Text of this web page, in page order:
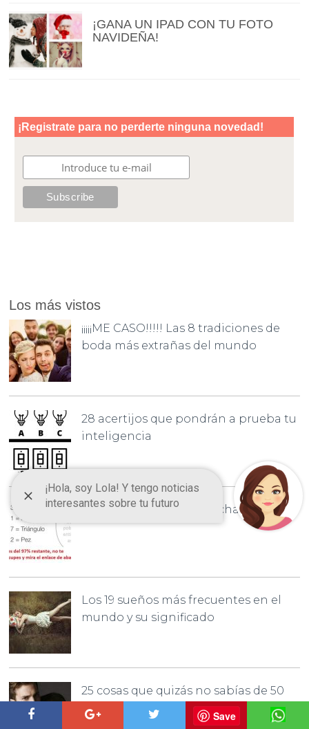
¡GANA UN IPAD CON TU FOTO
NAVIDEÑA!
Los más vistos
¡¡¡¡¡ME CASO!!!!! Las 8 tradiciones de
boda más extrañas del mundo
28 acertijos que pondrán a prueba tu
inteligencia
Por qué 3+3 = 8 y 1+1 = flecha
Los 19 sueños más frecuentes en el
mundo y su significado
25 cosas que quizás no sabías de 50
sombras de Grey
Save